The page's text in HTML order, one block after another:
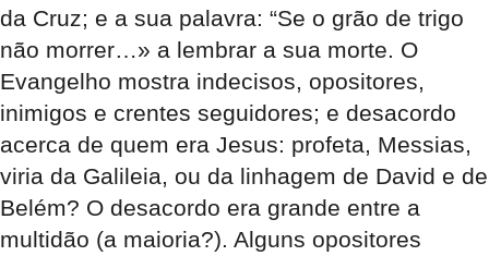
da Cruz; e a sua palavra: “Se o grão de trigo
não morrer…» a lembrar a sua morte. O
Evangelho mostra indecisos, opositores,
inimigos e crentes seguidores; e desacordo
acerca de quem era Jesus: profeta, Messias,
viria da Galileia, ou da linhagem de David e de
Belém? O desacordo era grande entre a
multidão (a maioria?). Alguns opositores